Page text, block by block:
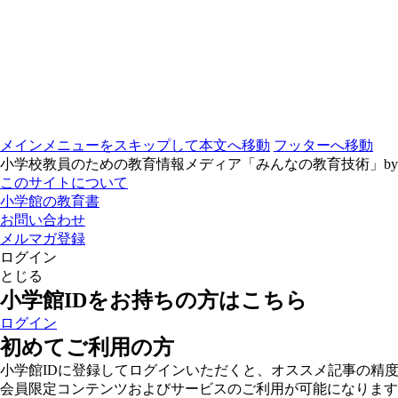
メインメニューをスキップして本文へ移動 フッターへ移動
小学校教員のための教育情報メディア「みんなの教育技術」
このサイトについて
小学館の教育書
お問い合わせ
メルマガ登録
ログイン
とじる
小学館IDをお持ちの方はこちら
ログイン
初めてご利用の方
小学館IDに登録してログインいただくと、オススメ記事の精
会員限定コンテンツおよびサービスのご利用が可能になりま